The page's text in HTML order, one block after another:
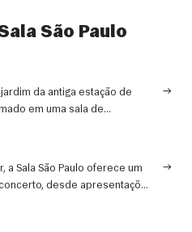
São Paulo
da antiga estação de
em uma sala de
clássica.
a Sala São Paulo oferece um
desde apresentações